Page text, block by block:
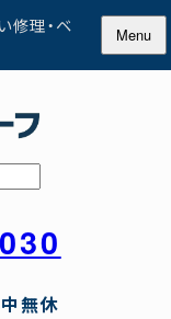
修理・ベ
Menu
無休